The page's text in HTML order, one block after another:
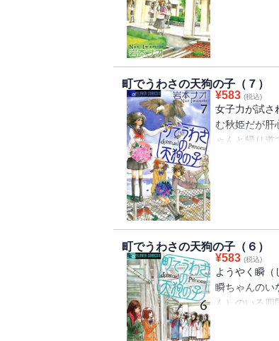
町でうわさの天狗の子（７）
¥583 (税込)
女子力が試さ
む秋姫だが肝
ゃんと帰り
トデーを前
町でうわさの天狗の子（６）
¥583 (税込)
ようやく瞬（
瞬ちゃんのい
ん）のいる
め）はちょ